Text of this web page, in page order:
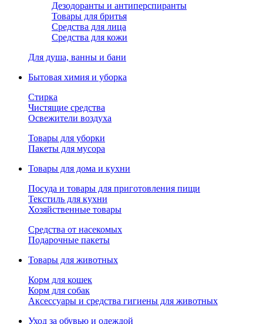
Дезодоранты и антиперспиранты
Товары для бритья
Средства для лица
Средства для кожи
Для душа, ванны и бани
Бытовая химия и уборка
Стирка
Чистящие средства
Освежители воздуха
Товары для уборки
Пакеты для мусора
Товары для дома и кухни
Посуда и товары для приготовления пищи
Текстиль для кухни
Хозяйственные товары
Средства от насекомых
Подарочные пакеты
Товары для животных
Корм для кошек
Корм для собак
Аксессуары и средства гигиены для животных
Уход за обувью и одеждой